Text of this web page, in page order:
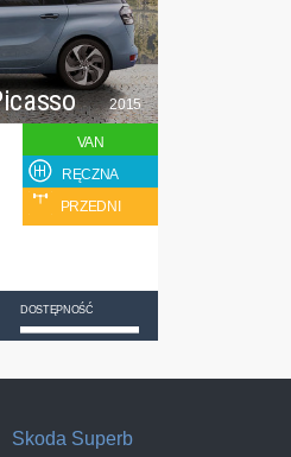
2015
VAN
RĘCZNA
PRZEDNI
DOSTĘPNOŚĆ
Skoda Superb